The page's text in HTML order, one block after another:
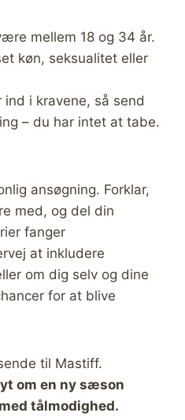
mellem 18 og 34 år.
køn, seksualitet eller
i kravene, så send
– du har intet at tabe.
ansøgning. Forklar,
med, og del din
fanger
at inkludere
om dig selv og dine
for at blive
til Mastiff.
om en ny sæson
tålmodighed.